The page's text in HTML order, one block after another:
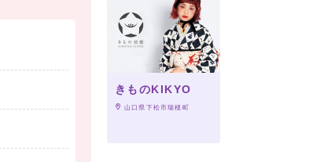
きものKIKYO
山口県下松市瑞穂町